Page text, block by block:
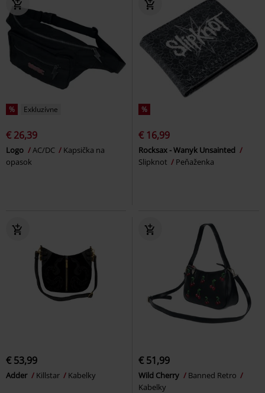
% Exkluzívne
€ 26,39
Logo AC/DC
Kapsička na
opasok
%
€ 16,99
Rocksax - Wanyk Unsainted
Slipknot
Peňaženka
€ 53,99
Adder Killstar Kabelky
€ 51,99
Wild Cherry
Banned Retro
Kabelky